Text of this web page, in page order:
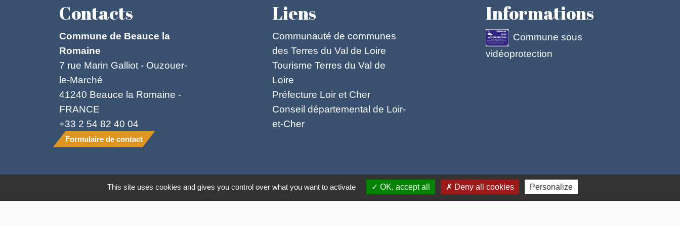
Contacts
Commune de Beauce la
Romaine
7 rue Marin Galliot - Ouzouer-
le-Marché
41240 Beauce la Romaine -
FRANCE
+33 2 54 82 40 04
Formulaire de contact
Liens
Communauté de communes
des Terres du Val de Loire
Tourisme Terres du Val de
Loire
Préfecture Loir et Cher
Conseil départemental de Loir-
et-Cher
Informations
Commune sous
vidéoprotection
Mentions légales - Politique de confidentialité - Accessibilité - Plan du site - Gestion des cookies
This site uses cookies and gives you control over what you want to activate OK, accept all Deny all cookies Personalize